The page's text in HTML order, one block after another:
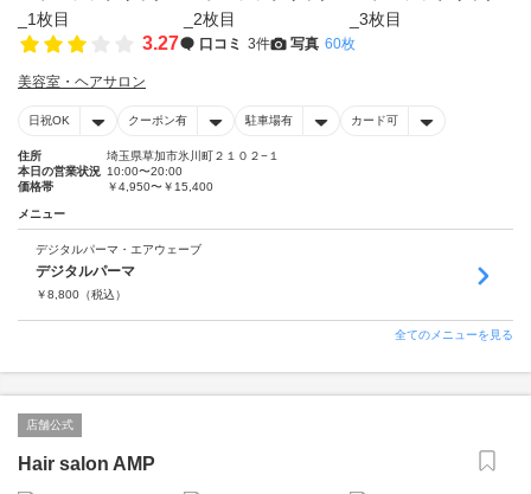
3.27 口コミ 3件 写真 60枚
美容室・ヘアサロン
日祝OK クーポン有 駐車場有 カード可
住所
埼玉県草加市氷川町２１０２−１
本日の営業状況 10:00〜20:00
価格帯
￥4,950〜￥15,400
メニュー
デジタルパーマ・エアウェーブ
デジタルパーマ
￥8,800 （税込）
全てのメニューを見る
店舗公式
Hair salon AMP